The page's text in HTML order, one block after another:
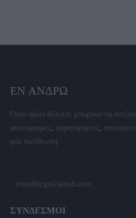
ΕΝ ΆΝΔΡΩ
Όσοι φίλοι θέλουν, μπορούν να
φωτογραφίες, παρατηρήσεις,
μας διεύθυνση.
enandro.gr@gmail.com
ΣΥΝΔΕΣΜΟΙ